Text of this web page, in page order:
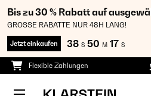
Bis zu 30 % Rabatt auf
GROSSE RABATTE NUR 48H LANG!
Jetzt einkaufen 38 S 50 M 16 S
Flexible Zahlungen